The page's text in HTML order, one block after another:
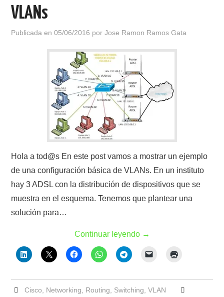
VLANs
Publicada en05/06/2016 porJose Ramon Ramos Gata
Hola a tod@s En este post vamos a mostrar un ejemplo
de una configuración básica de VLANs. En un instituto
hay 3 ADSL con la distribución de dispositivos que se
muestra en el esquema. Tenemos que plantear una
solución para…
Continuar leyendo →
Cisco Networking Routing Switching VLAN